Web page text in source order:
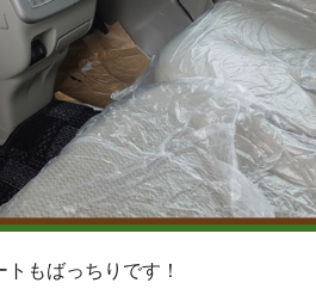
もばっちりです！